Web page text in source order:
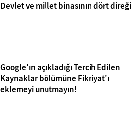
Devlet ve millet binasının dört direği
Google'ın açıkladığı Tercih Edilen
Kaynaklar bölümüne Fikriyat'ı
eklemeyi unutmayın!